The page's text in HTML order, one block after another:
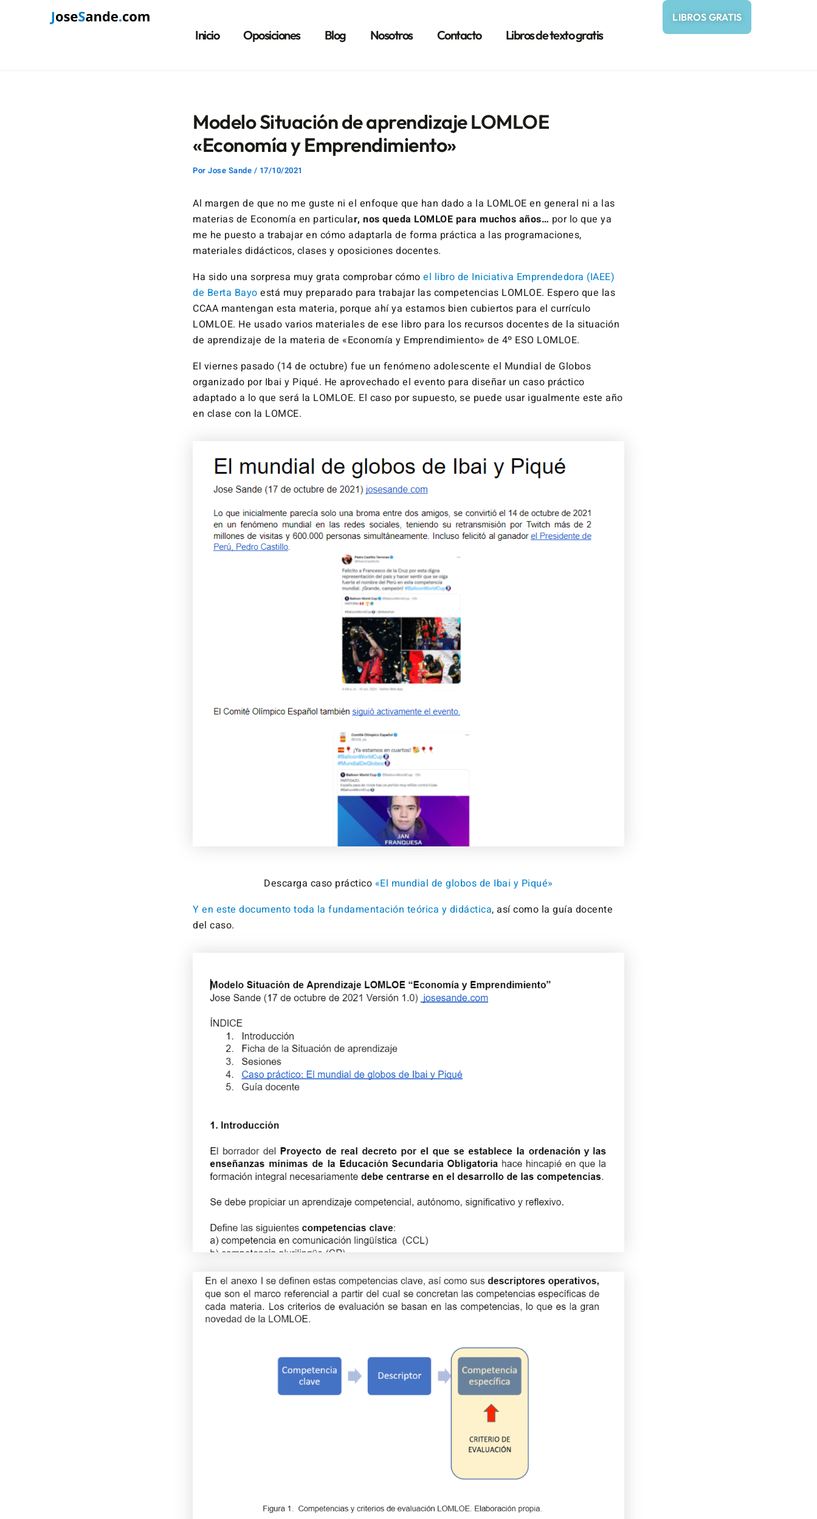
Inicio Oposiciones Blog Nosotros Contacto Libros de texto gratis
LIBROS GRATIS
Modelo Situación de aprendizaje LOMLOE
«Economía y Emprendimiento»
Por Jose Sande / 17/10/2021
Al margen de que no me guste ni el enfoque que han dado a la LOMLOE en general ni a las
materias de Economía en particular, nos queda LOMLOE para muchos años… por lo que ya
me he puesto a trabajar en cómo adaptarla de forma práctica a las programaciones,
materiales didácticos, clases y oposiciones docentes.
Ha sido una sorpresa muy grata comprobar cómo el libro de Iniciativa Emprendedora (IAEE)
de Berta Bayo está muy preparado para trabajar las competencias LOMLOE. Espero que las
CCAA mantengan esta materia, porque ahí ya estamos bien cubiertos para el currículo
LOMLOE. He usado varios materiales de ese libro para los recursos docentes de la situación
de aprendizaje de la materia de «Economía y Emprendimiento» de 4º ESO LOMLOE.
El viernes pasado (14 de octubre) fue un fenómeno adolescente el Mundial de Globos
organizado por Ibai y Piqué. He aprovechado el evento para diseñar un caso práctico
adaptado a lo que será la LOMLOE. El caso por supuesto, se puede usar igualmente este año
en clase con la LOMCE.
Descarga caso práctico «El mundial de globos de Ibai y Piqué»
Y en este documento toda la fundamentación teórica y didáctica, así como la guía docente
del caso.
entradas